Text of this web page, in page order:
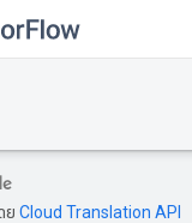
ย Cloud Translation API